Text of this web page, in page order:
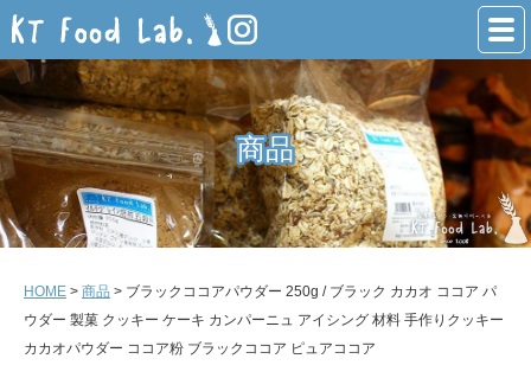
商品
商品
HOME > 商品 > ブラックココアパウダー 250g / ブラック カカオ ココア パ
ウダー 製菓 クッキー ケーキ カンパーニュ アイシング 材料 手作りクッキー
カカオパウダー ココア粉 ブラックココア ピュアココア